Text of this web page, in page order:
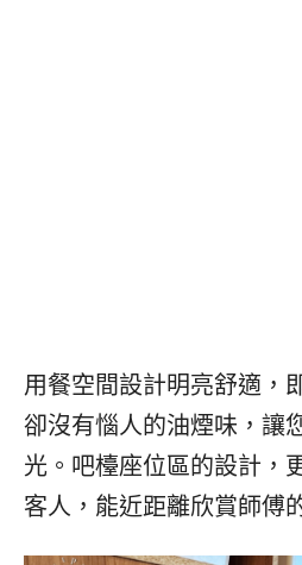
用餐空間設計明亮舒適，
卻沒有惱人的油煙味，讓
光。吧檯座位區的設計，
客人，能近距離欣賞師傅